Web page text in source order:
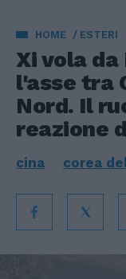
HOME ESTERI
Xi vola
l'asse tra
Nord. Il
reazione
cina corea